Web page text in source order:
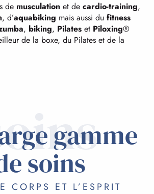
de musculation et de cardio-training,
, d’aquabiking mais aussi du fitness
, biking, Pilates et Piloxing®
de la boxe, du Pilates et de la
gamme
soins
CORPS ET L’ESPRIT